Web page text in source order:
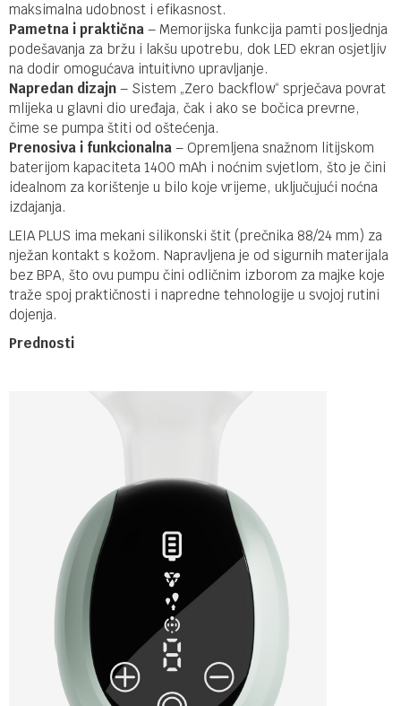
maksimalna udobnost i efikasnost.
Pametna i praktična – Memorijska funkcija pamti posljednja
podešavanja za bržu i lakšu upotrebu, dok LED ekran osjetljiv
na dodir omogućava intuitivno upravljanje.
Napredan dizajn – Sistem „Zero backflow“ sprječava povrat
mlijeka u glavni dio uređaja, čak i ako se bočica prevrne,
čime se pumpa štiti od oštećenja.
Prenosiva i funkcionalna – Opremljena snažnom litijskom
baterijom kapaciteta 1400 mAh i noćnim svjetlom, što je čini
idealnom za korištenje u bilo koje vrijeme, uključujući noćna
izdajanja.
LEIA PLUS ima mekani silikonski štit (prečnika 88/24 mm) za
nježan kontakt s kožom. Napravljena je od sigurnih materijala
bez BPA, što ovu pumpu čini odličnim izborom za majke koje
traže spoj praktičnosti i napredne tehnologije u svojoj rutini
dojenja.
Prednosti